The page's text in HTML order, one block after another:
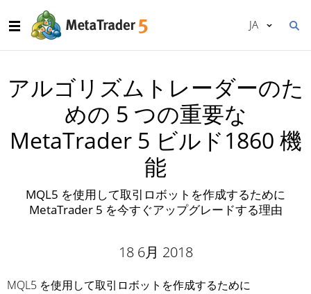
JA
アルゴリズムトレーダーのた
めの 5 つの重要な
MetaTrader 5 ビルド1860 機
能
MQL5 を使用して取引ロボットを作成するために
MetaTrader 5 を今すぐアップグレードする理由
18 6月 2018
MQL5 を使用して取引ロボットを作成するために